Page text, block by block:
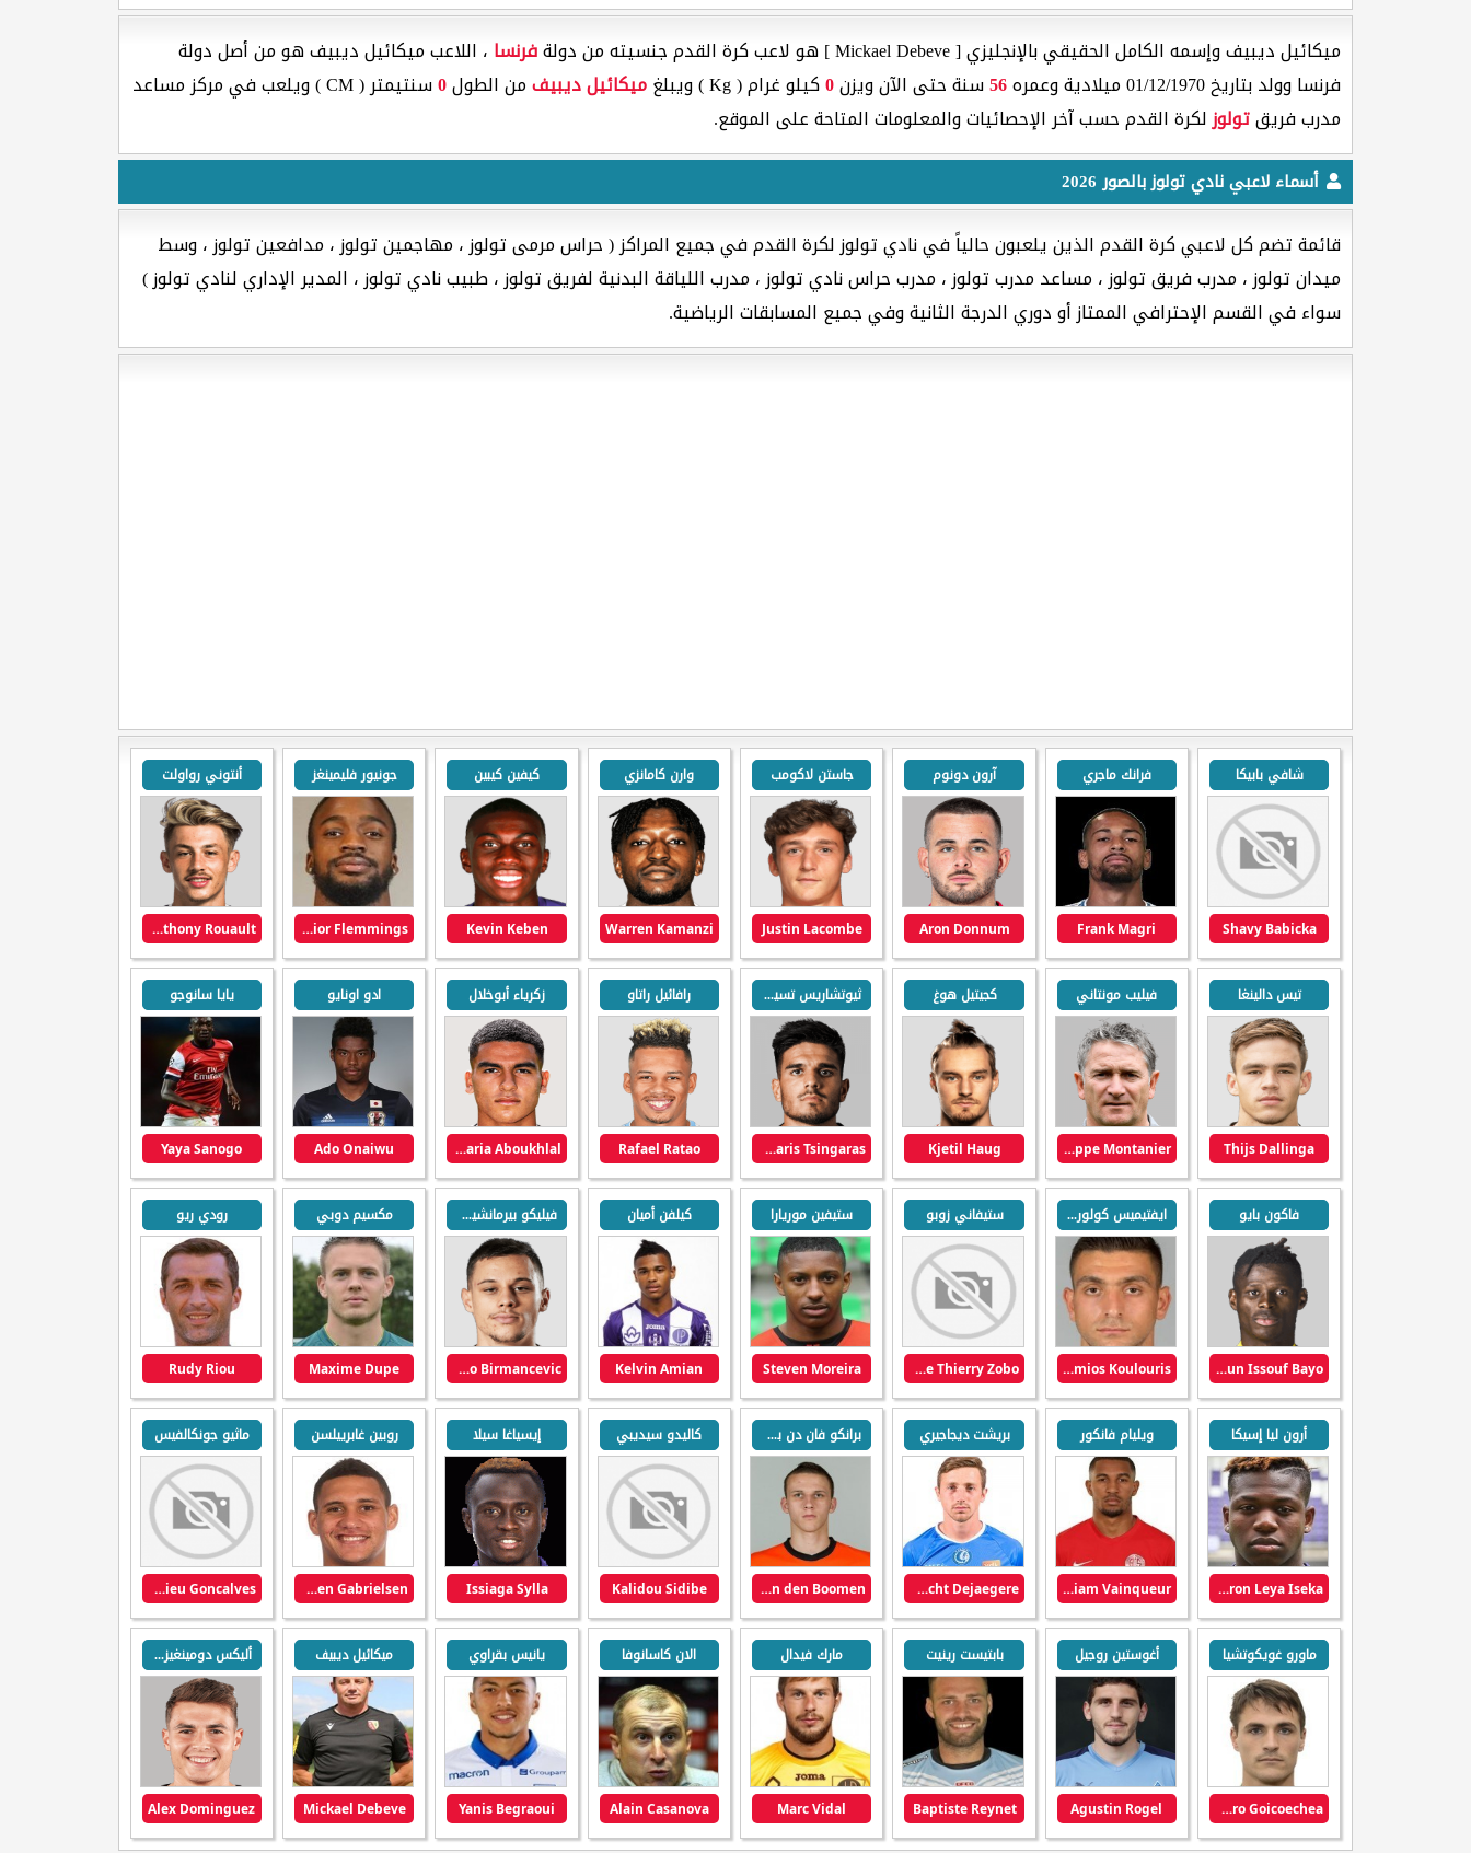
ميكائيل ديبيف وإسمه الكامل الحقيقي بالإنجليزي [ Mickael Debeve ] هو لاعب كرة القدم جنسيته من دولة فرنسا ، اللاعب ميكائيل ديبيف هو من أصل دولة
فرنسا وولد بتاريخ 01/12/1970 ميلادية وعمره
56سنة حتى الآن ويزن0كيلو غرام ( Kg ) ويبلغ ميكائيل ديبيفمن الطول0
سنتيمتر ( CM ) ويلعب في مركز مساعد
مدرب فريقتولوزلكرة القدم حسب آخر الإحصائيات والمعلومات المتاحة على الموقع.
أسماء لاعبي نادي تولوز بالصور 2026
قائمة تضم كل لاعبي كرة القدم الذين يلعبون حالياً في نادي تولوز لكرة القدم في جميع المراكز ( حراس مرمى تولوز ، مهاجمين تولوز ، مدافعين تولوز ، وسط
ميدان تولوز ، مدرب فريق تولوز ، مساعد مدرب تولوز ، مدرب حراس نادي تولوز ، مدرب اللياقة البدنية لفريق تولوز ، طبيب نادي تولوز ، المدير الإداري لنادي تولوز )
سواء في القسم الإحترافي الممتاز أو دوري الدرجة الثانية وفي جميع المسابقات الرياضية.
شافي بابيكا
Shavy Babicka
فرانك ماجري
Frank Magri
آرون دونوم
Aron Donnum
جاستن لاكومب
Justin Lacombe
وارن كامانزي
Warren Kamanzi
كيفين كيبين
Kevin Keben
جونيور فليمينغز
Junior Flemmings
أنتوني رواولت
Anthony Rouault
تيس دالينغا
Thijs Dallinga
فيليب مونتاني
Philippe Montanier
كجيتيل هوغ
Kjetil Haug
ثيوتشاريس تسيغاراس
Theocharis Tsingaras
رافائيل راتاو
Rafael Ratao
زكرياء أبوخلال
Zakaria Aboukhlal
ادو اونايو
Ado Onaiwu
يايا سانوجو
Yaya Sanogo
فاكون بايو
Vakoun Issouf Bayo
ايفتيميس كولوريس
Efthymios Koulouris
ستيفاني زوبو
Stephane Thierry Zobo
ستيفين موريارا
Steven Moreira
كيلفن أميان
Kelvin Amian
فيليكو بيرمانشيفيتش
Veljko Birmancevic
مكسيم دوبي
Maxime Dupe
رودي ريو
Rudy Riou
أرون ليا إسيكا
Aaron Leya Iseka
ويليام فانكور
William Vainqueur
بريشت ديجاجيري
Brecht Dejaegere
برانكو فان دن بومان
Branco van den Boomen
كاليدو سيديبي
Kalidou Sidibe
إيسياغا سيلا
Issiaga Sylla
روبين غابرييلسن
Ruben Gabrielsen
ماثيو جونكالفيس
Mathieu Goncalves
ماورو غويكوتشيا
Mauro Goicoechea
أغوستين روجيل
Agustin Rogel
بابتيست رينيت
Baptiste Reynet
مارك فيدال
Marc Vidal
الان كاسانوفا
Alain Casanova
يانيس بقراوي
Yanis Begraoui
ميكائيل ديبيف
Mickael Debeve
أليكس دومينغيز روميرو
Alex Dominguez